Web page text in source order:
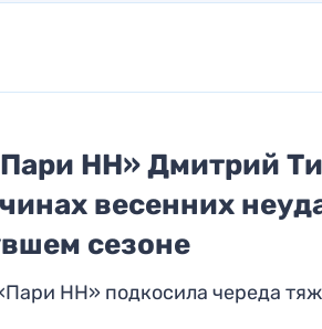
НН» Дмитрий
весенних
сезоне
НН» подкосила череда